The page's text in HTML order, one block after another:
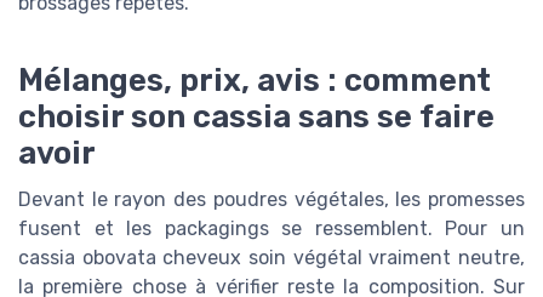
Mélanges, prix, avis : comment
choisir son cassia sans se faire
avoir
Devant le rayon des poudres végétales, les promesses
fusent et les packagings se ressemblent. Pour un
cassia obovata cheveux soin végétal vraiment neutre,
la première chose à vérifier reste la composition. Sur